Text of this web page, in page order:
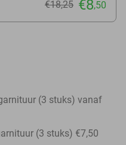
€18,25 €8,50
(3 stuks) vanaf
(3 stuks) €7,50